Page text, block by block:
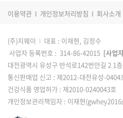
이용약관 I 개인정보처리방침 I 회사소개
(주)지웨이 I 대표 : 이재현, 김정수
사업자 등록번호 : 314-86-42015 [사업
대전광역시 유성구 반석로142번안길 2 1
통신판매업 신고 : 제2012-대전유성-0404
건강식품 영업허가 : 제2010-0240043호
개인정보관리책임자 : 이재현